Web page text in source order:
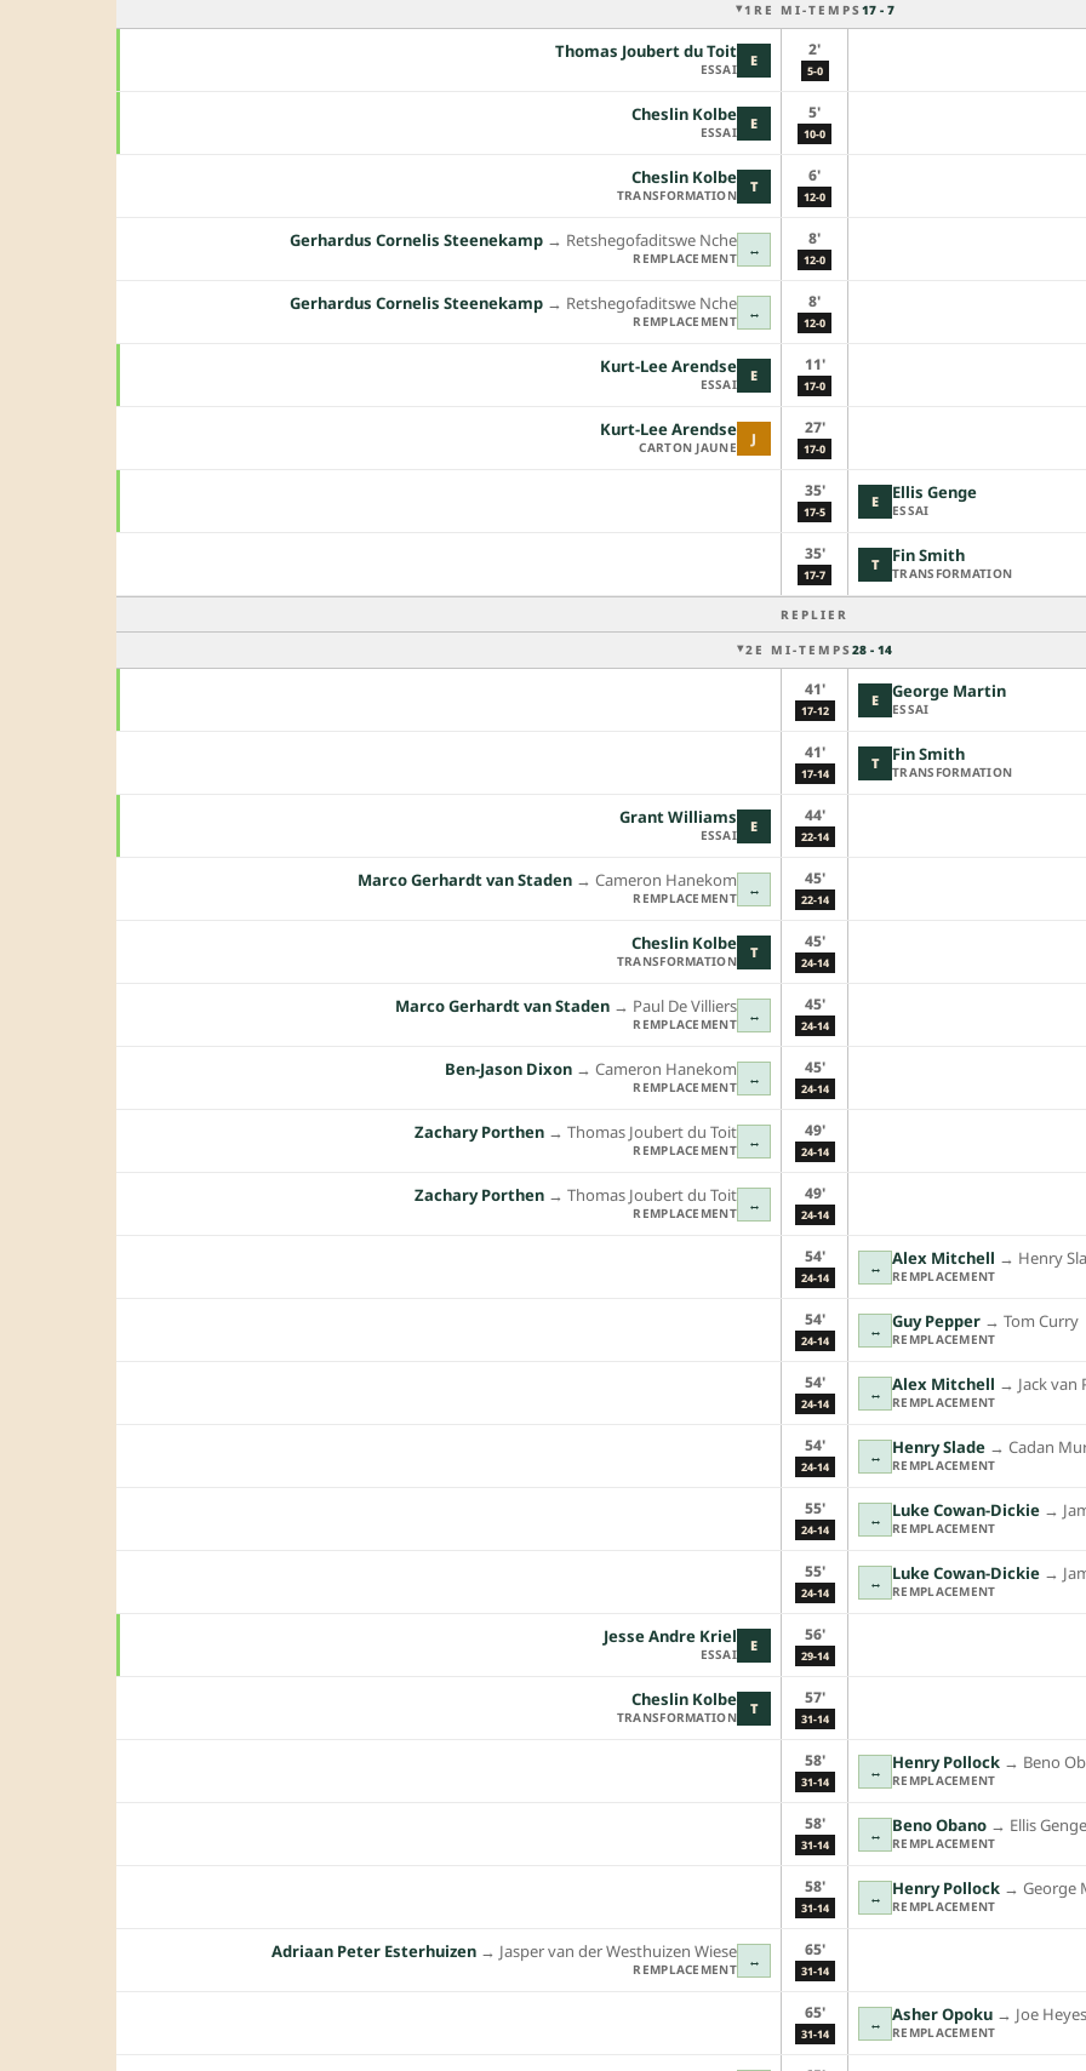
1RE MI-TEMPS 17 - 7
E
Thomas Joubert du Toit
ESSAI
2'
5-0
E
Cheslin Kolbe
ESSAI
5'
10-0
T
Cheslin Kolbe
TRANSFORMATION
6'
12-0
↔
Gerhardus Cornelis Steenekamp →︎ Retshegofaditswe Nche
REMPLACEMENT
8'
12-0
↔
Gerhardus Cornelis Steenekamp →︎ Retshegofaditswe Nche
REMPLACEMENT
8'
12-0
E
Kurt-Lee Arendse
ESSAI
11'
17-0
J
Kurt-Lee Arendse
CARTON JAUNE
27'
17-0
35'
17-5
E Ellis Genge
ESSAI
35'
17-7
T Fin Smith
TRANSFORMATION
REPLIER
2E MI-TEMPS 28 - 14
41'
17-12
E George Martin
ESSAI
41'
17-14
T Fin Smith
TRANSFORMATION
E
Grant Williams
ESSAI
44'
22-14
↔
Marco Gerhardt van Staden →︎ Cameron Hanekom
REMPLACEMENT
45'
22-14
T
Cheslin Kolbe
TRANSFORMATION
45'
24-14
↔
Marco Gerhardt van Staden →︎ Paul De Villiers
REMPLACEMENT
45'
24-14
↔
Ben-Jason Dixon →︎ Cameron Hanekom
REMPLACEMENT
45'
24-14
↔
Zachary Porthen →︎ Thomas Joubert du Toit
REMPLACEMENT
49'
24-14
↔
Zachary Porthen →︎ Thomas Joubert du Toit
REMPLACEMENT
49'
24-14
54'
24-14
↔ Alex Mitchell →︎ Henry
REMPLACEMENT
54'
24-14
↔ Guy Pepper →︎ Tom Curry
REMPLACEMENT
54'
24-14
↔ Alex Mitchell →︎ Jack
REMPLACEMENT
54'
24-14
↔ Henry Slade →︎ Cadan
REMPLACEMENT
55'
24-14
↔ Luke Cowan-Dickie →︎
REMPLACEMENT
55'
24-14
↔ Luke Cowan-Dickie →︎
REMPLACEMENT
E
Jesse Andre Kriel
ESSAI
56'
29-14
T
Cheslin Kolbe
TRANSFORMATION
57'
31-14
58'
31-14
↔ Henry Pollock →︎ Beno
REMPLACEMENT
58'
31-14
↔ Beno Obano →︎ Ellis Genge
REMPLACEMENT
58'
31-14
↔ Henry Pollock →︎ George
REMPLACEMENT
↔
Adriaan Peter Esterhuizen →︎ Jasper van der Westhuizen Wiese
REMPLACEMENT
65'
31-14
65'
31-14
↔ Asher Opoku →︎ Joe Heyes
REMPLACEMENT